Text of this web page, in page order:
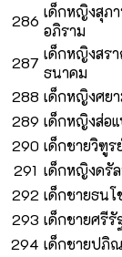
286 เด็กหญิงสุภ
อภิราม
287 เด็กหญิงสร
ธนาคม
288 เด็กหญิงศย
289 เด็กหญิงส่อ
290 เด็กชายวิฑู
291 เด็กหญิงดรั
292 เด็กชายธน
293 เด็กชายศรี
294 เด็กชายปภิ